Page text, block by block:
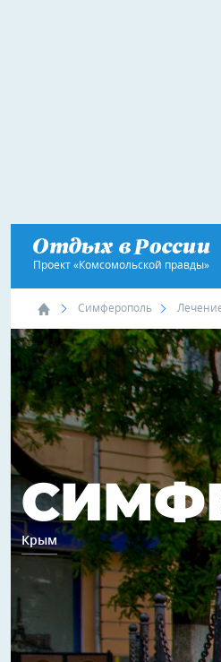
Проект «Комсомольской правды»
Симферополь
Крым